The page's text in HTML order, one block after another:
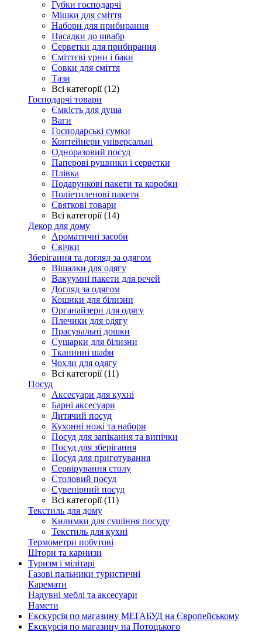
Губки господарчі
Мішки для сміття
Набори для прибирання
Насадки до швабр
Серветки для прибирання
Сміттєві урни і баки
Совки для сміття
Тази
Всі категорії (12)
Господарчі товари
Ємкість для душа
Ваги
Господарські сумки
Контейнери універсальні
Одноразовий посуд
Паперові рушники і серветки
Плівка
Подарункові пакети та коробки
Поліетиленові пакети
Святкові товари
Всі категорії (14)
Декор для дому
Ароматичні засоби
Свічки
Зберігання та догляд за одягом
Вішалки для одягу
Вакуумні пакети для речей
Догляд за одягом
Кошики для білизни
Органайзери для одягу
Плечики для одягу
Прасувальні дошки
Сушарки для білизни
Тканинні шафи
Чохли для одягу
Всі категорії (11)
Посуд
Аксесуари для кухні
Барні аксесуари
Дитячий посуд
Кухонні ножі та набори
Посуд для запікання та випічки
Посуд для зберігання
Посуд для приготування
Сервірування столу
Столовий посуд
Сувенірний посуд
Всі категорії (11)
Текстиль для дому
Килимки для сушіння посуду
Текстиль для кухні
Термометри побутові
Штори та карнизи
Туризм і мілітарі
Газові пальники туристичні
Каремати
Надувні меблі та аксесуари
Намети
Екскурсія по магазину МЕГАБУД на Європейському
Екскурсія по магазину на Потоцького